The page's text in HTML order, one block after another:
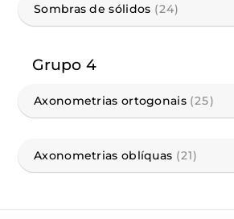
Sombras de sólidos (24)
Grupo 4
Axonometrias ortogonais (25)
Axonometrias oblíquas (21)